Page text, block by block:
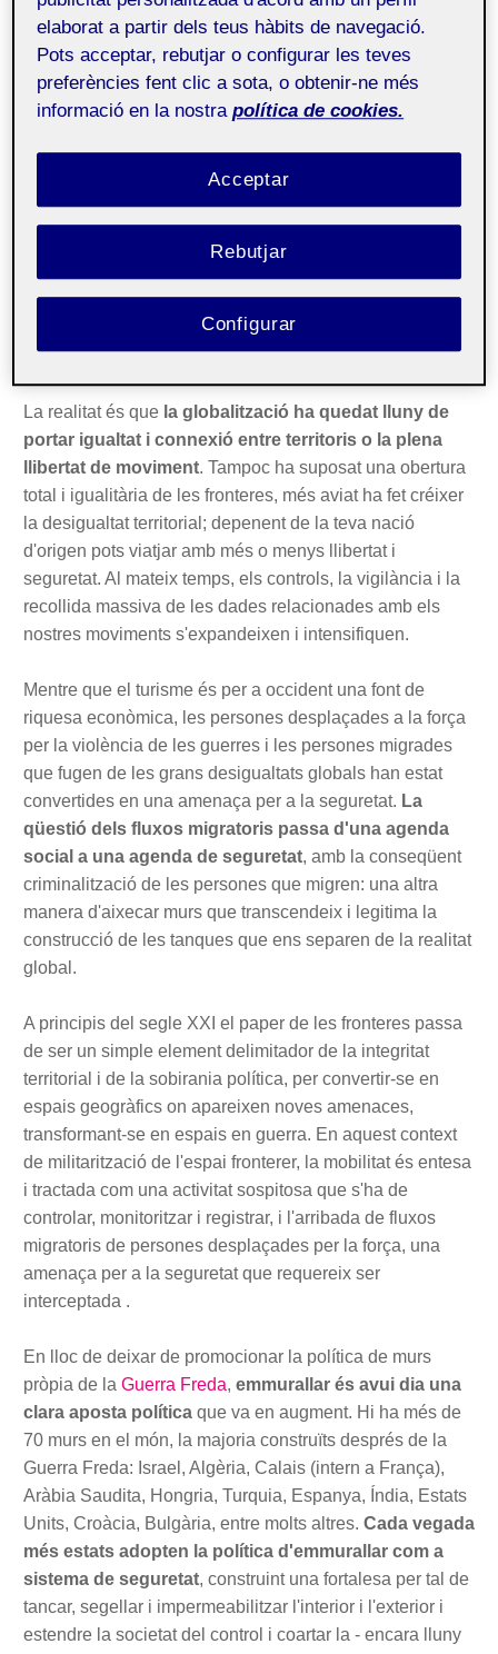
que defensar-se. Això ens retrotreu al model de
fortalesa medieval, on calia defensar-se dels bàrbars, per
a això s'aixecava una muralla, i tot allò no desitjat per al
sistema intern quedava fora d'ella. En aquest context
troben restriccions al seu moviment ni a la seva capacitat
d'influència, els murs del món globalitzat són aixecats
per controlar, impedir i interceptar el moviment de les
persones, contradient la narrativa liberal sobre la llibertat
de moviment pròpia de la globalització.
La realitat és que la globalització ha quedat lluny de
portar igualtat i connexió entre territoris o la plena
llibertat de moviment. Tampoc ha suposat una obertura
total i igualitària de les fronteres, més aviat ha fet créixer
la desigualtat territorial; depenent de la teva nació
d'origen pots viatjar amb més o menys llibertat i
seguretat. Al mateix temps, els controls, la vigilància i la
recollida massiva de les dades relacionades amb els
nostres moviments s'expandeixen i intensifiquen.
Mentre que el turisme és per a occident una font de
riquesa econòmica, les persones desplaçades a la força
per la violència de les guerres i les persones migrades
que fugen de les grans desigualtats globals han estat
convertides en una amenaça per a la seguretat. La
qüestió dels fluxos migratoris passa d'una agenda
social a una agenda de seguretat, amb la conseqüent
criminalització de les persones que migren: una altra
manera d'aixecar murs que transcendeix i legitima la
construcció de les tanques que ens separen de la realitat
global.
A principis del segle XXI el paper de les fronteres passa
de ser un simple element delimitador de la integritat
territorial i de la sobirania política, per convertir-se en
espais geogràfics on apareixen noves amenaces,
transformant-se en espais en guerra. En aquest context
de militarització de l'espai fronterer, la mobilitat és entesa
i tractada com una activitat sospitosa que s'ha de
controlar, monitoritzar i registrar, i l'arribada de fluxos
migratoris de persones desplaçades per la força, una
amenaça per a la seguretat que requereix ser
interceptada .
En lloc de deixar de promocionar la política de murs
pròpia de la Guerra Freda, emmurallar és avui dia una
clara aposta política que va en augment. Hi ha més de
70 murs en el món, la majoria construïts després de la
Guerra Freda: Israel, Algèria, Calais (intern a França),
Aràbia Saudita, Hongria, Turquia, Espanya, Índia, Estats
Units, Croàcia, Bulgària, entre molts altres. Cada vegada
més estats adopten la política d'emmurallar com a
sistema de seguretat, construint una fortalesa per tal de
tancar, segellar i impermeabilitzar l'interior i l'exterior i
estendre la societat del control i coartar la - encara lluny
elaborat a partir dels teus hàbits de navegació.
Pots acceptar, rebutjar o configurar les teves
preferències fent clic a sota, o obtenir-ne més
informació en la nostra política de cookies.
Rebutjar
Acceptar
Configurar